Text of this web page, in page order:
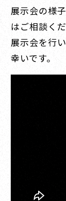
展示会の様
はご相談く
展示会を行
幸いです。